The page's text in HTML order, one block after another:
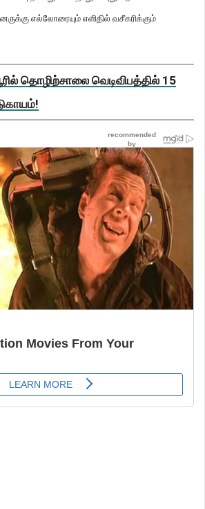
எல்லோரையும் எளிதில் வசீகரிக்கும்
தொழிற்சாலை வெடிவிபத்தில் 15